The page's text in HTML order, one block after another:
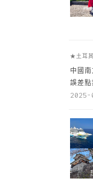
★土耳
中國
誤差
2025-